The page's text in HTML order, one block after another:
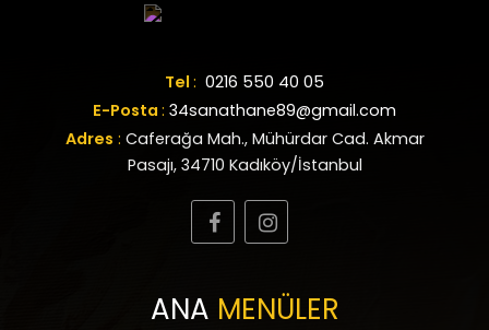
Tel : 0216 550 40 05
E-Posta : 34sanathane89@gmail.com
Adres : Caferağa Mah., Mühürdar Cad. Akmar
Pasajı, 34710 Kadıköy/İstanbul
ANA MENÜLER